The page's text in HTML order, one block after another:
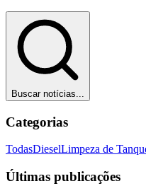
Buscar notícias...
Categorias
TodasDieselLimpeza de
Últimas publicações